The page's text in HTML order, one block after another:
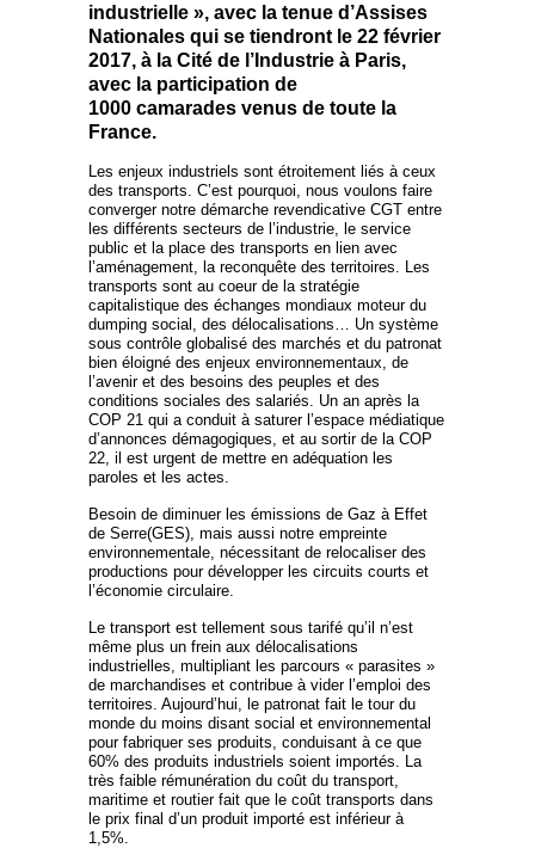
industrielle », avec la tenue d’Assises
Nationales qui se tiendront le 22 février
2017, à la Cité de l’Industrie à Paris,
avec la participation de
1000 camarades venus de toute la
France.
Les enjeux industriels sont étroitement liés à ceux
des transports. C’est pourquoi, nous voulons faire
converger notre démarche revendicative CGT entre
les différents secteurs de l’industrie, le service
public et la place des transports en lien avec
l’aménagement, la reconquête des territoires. Les
transports sont au coeur de la stratégie
capitalistique des échanges mondiaux moteur du
dumping social, des délocalisations… Un système
sous contrôle globalisé des marchés et du patronat
bien éloigné des enjeux environnementaux, de
l’avenir et des besoins des peuples et des
conditions sociales des salariés. Un an après la
COP 21 qui a conduit à saturer l’espace médiatique
d’annonces démagogiques, et au sortir de la COP
22, il est urgent de mettre en adéquation les
paroles et les actes.
Besoin de diminuer les émissions de Gaz à Effet
de Serre(GES), mais aussi notre empreinte
environnementale, nécessitant de relocaliser des
productions pour développer les circuits courts et
l’économie circulaire.
Le transport est tellement sous tarifé qu’il n’est
même plus un frein aux délocalisations
industrielles, multipliant les parcours « parasites »
de marchandises et contribue à vider l’emploi des
territoires. Aujourd’hui, le patronat fait le tour du
monde du moins disant social et environnemental
pour fabriquer ses produits, conduisant à ce que
60% des produits industriels soient importés. La
très faible rémunération du coût du transport,
maritime et routier fait que le coût transports dans
le prix final d’un produit importé est inférieur à
1,5%.